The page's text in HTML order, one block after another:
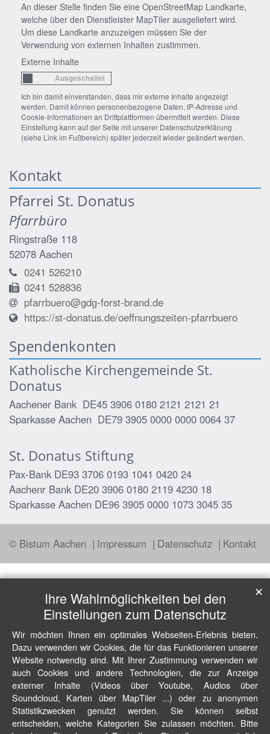
An dieser Stelle finden Sie eine OpenStreetMap Landkarte,
welche über den Dienstleister MapTiler ausgeliefert wird.
Um diese Landkarte anzuzeigen müssen Sie der
Verwendung von externen Inhalten zustimmen.
Externe Inhalte
Ich bin damit einverstanden, dass mir externe Inhalte angezeigt
werden. Damit können personenbezogene Daten, IP-Adresse und
Cookie-Informationen an Drittplattformen übermittelt werden. Diese
Einstellung kann auf der Seite mit unserer Datenschutzerklärung
(siehe Link im Fußbereich) später jederzeit wieder geändert werden.
Kontakt
Pfarrei St. Donatus
Pfarrbüro
Ringstraße 118
52078 Aachen
0241 526210
0241 528836
pfarrbuero@gdg-forst-brand.de
https://st-donatus.de/oeffnungszeiten-pfarrbuero
Spendenkonten
Katholische Kirchengemeinde St.
Donatus
Aachener Bank DE45 3906 0180 2121 2121 21
Sparkasse Aachen DE79 3905 0000 0000 0064 37
St. Donatus Stiftung
Pax-Bank DE93 3706 0193 1041 0420 24
Aachenr Bank DE20 3906 0180 2119 4230 18
Sparkasse Aachen DE96 3905 0000 1073 3045 35
© Bistum Aachen Impressum Datenschutz Kontakt
Ihre Wahlmöglichkeiten bei den
Einstellungen zum Datenschutz
Wir möchten Ihnen ein optimales Webseiten-Erlebnis bieten.
Dazu verwenden wir Cookies, die für das Funktionieren unserer
Website notwendig sind. Mit Ihrer Zustimmung verwenden wir
auch Cookies und andere Technologien, die zur Anzeige
externer Inhalte (Videos über Youtube, Audios über
Soundcloud, Karten über MapTiler ...) oder zu anonymen
Statistikzwecken genutzt werden. Sie können selbst
entscheiden, welche Kategorien Sie zulassen möchten. Bitte
✕